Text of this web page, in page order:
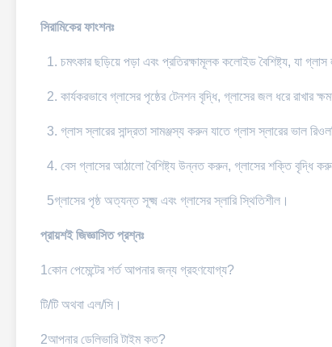
সিরামিকের ফাংশনঃ
1. চমৎকার ছড়িয়ে পড়া এবং প্রতিরক্ষামূলক কলোইড বৈশিষ্ট্য, যা
2. কার্যকরভাবে গ্লাসের পৃষ্ঠের টেনশন বৃদ্ধি, গ্লাসের জল ধরে রাখার
3. গ্লাস স্লারের সান্দ্রতা সামঞ্জস্য করুন যাতে গ্লাস স্লারের ভাল
4. বেস গ্লাসের আঠালো বৈশিষ্ট্য উন্নত করুন, গ্লাসের শক্তি বৃদ্ধি
5গ্লাসের পৃষ্ঠ অত্যন্ত সূক্ষ্ম এবং গ্লাসের স্লারি স্থিতিশীল।
প্রায়শই জিজ্ঞাসিত প্রশ্নঃ
1কোন পেমেন্টের শর্ত আপনার জন্য গ্রহণযোগ্য?
টি/টি অথবা এল/সি।
2আপনার ডেলিভারি টাইম কত?